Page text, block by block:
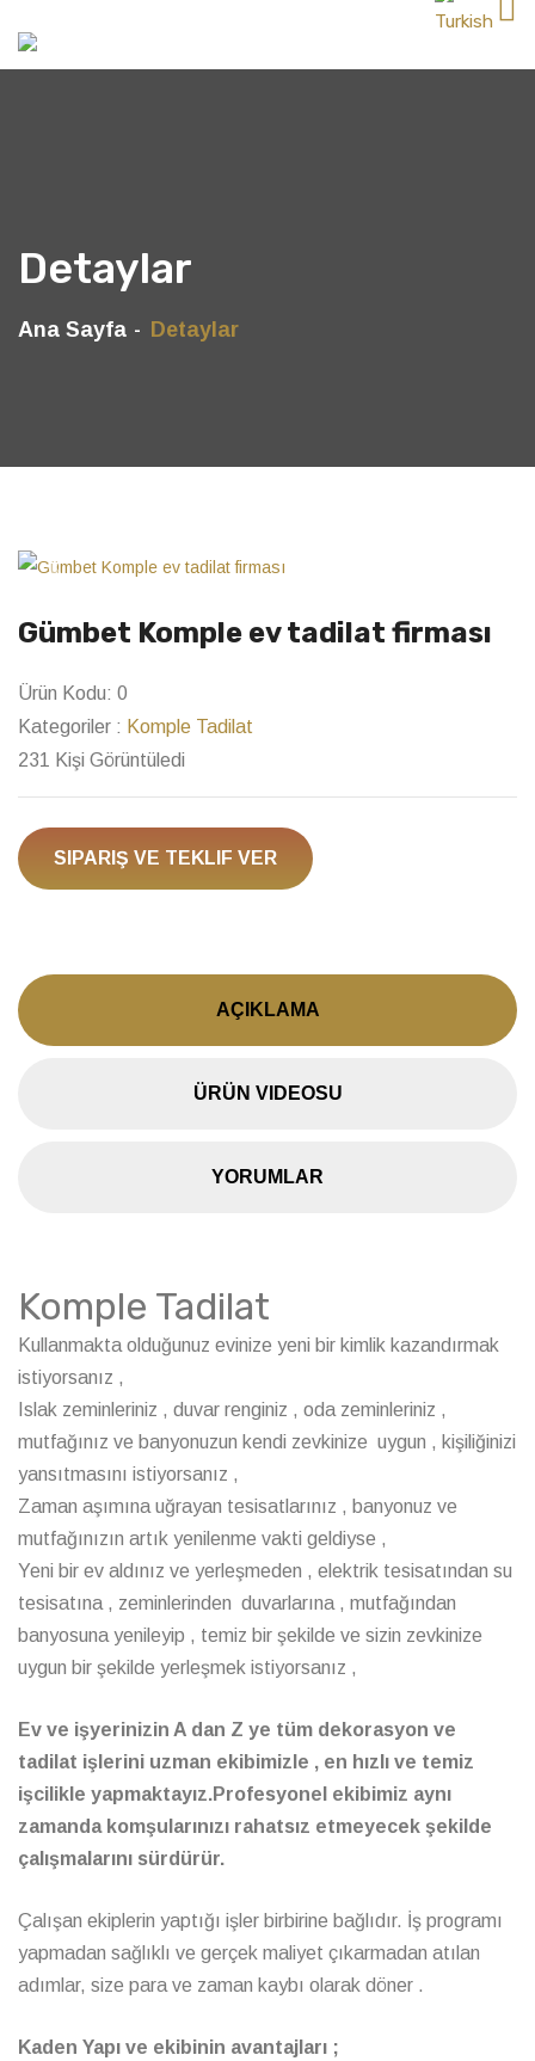
Detaylar
Ana Sayfa Detaylar
Gümbet Komple ev tadilat firması
Ürün Kodu: 0
Kategoriler : Komple Tadilat
231 Kişi Görüntüledi
SIPARIŞ VE TEKLIF VER
AÇIKLAMA
ÜRÜN VIDEOSU
YORUMLAR
Komple Tadilat
Kullanmakta olduğunuz evinize yeni bir kimlik kazandırmak
istiyorsanız ,
Islak zeminleriniz , duvar renginiz , oda zeminleriniz ,
mutfağınız ve banyonuzun kendi zevkinize uygun , kişiliğinizi
yansıtmasını istiyorsanız ,
Zaman aşımına uğrayan tesisatlarınız , banyonuz ve
mutfağınızın artık yenilenme vakti geldiyse ,
Yeni bir ev aldınız ve yerleşmeden , elektrik tesisatından su
tesisatına , zeminlerinden duvarlarına , mutfağından
banyosuna yenileyip , temiz bir şekilde ve sizin zevkinize
uygun bir şekilde yerleşmek istiyorsanız ,
Ev ve işyerinizin A dan Z ye tüm dekorasyon ve
tadilat işlerini uzman ekibimizle , en hızlı ve temiz
işcilikle yapmaktayız.Profesyonel ekibimiz aynı
zamanda komşularınızı rahatsız etmeyecek şekilde
çalışmalarını sürdürür.
Çalışan ekiplerin yaptığı işler birbirine bağlıdır. İş programı
yapmadan sağlıklı ve gerçek maliyet çıkarmadan atılan
adımlar, size para ve zaman kaybı olarak döner .
Kaden Yapı ve ekibinin avantajları ;